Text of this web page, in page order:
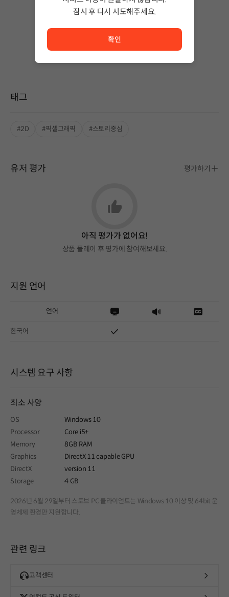
아직 공개된 도전과제가 없어요.
태그
#2D #픽셀그래픽 #스토리중심
유저 평가 평가하기
아직 평가가 없어요!
상품 플레이 후 평가에 참여해보세요.
지원 언어
언어
한국어
시스템 요구 사항
최소 사양
OS
Windows 10
Processor
Core i5+
Memory
8GB RAM
Graphics
DirectX 11 capable GPU
DirectX
version 11
Storage
4 GB
2026년 6월 29일부터 스토브 PC 클라이언트는 Windows 10 이상 및 64bit 운
영체제 환경만 지원합니다.
관련 링크
고객센터
잠시 후 다시 시도해주세요.
확인